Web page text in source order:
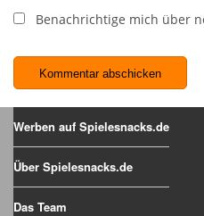
Benachrichtige mich über
Werben auf Spielesnacks.de
Über Spielesnacks.de
Das Team